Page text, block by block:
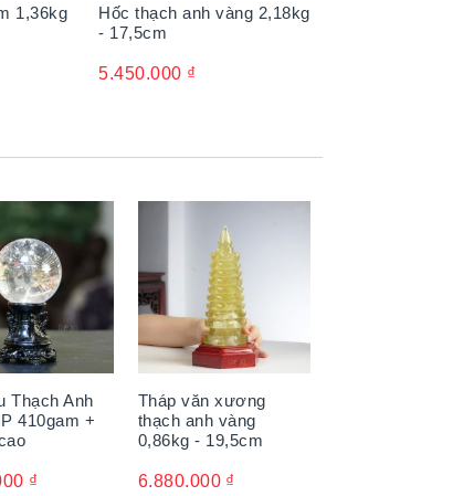
1,36kg
Hốc thạch anh vàng 2,18kg
- 17,5cm
5.450.000 ₫
Thạch Anh
410gam +
₫
Tháp văn xương
thạch anh vàng
0,86kg - 19,5cm
6.880.000 ₫